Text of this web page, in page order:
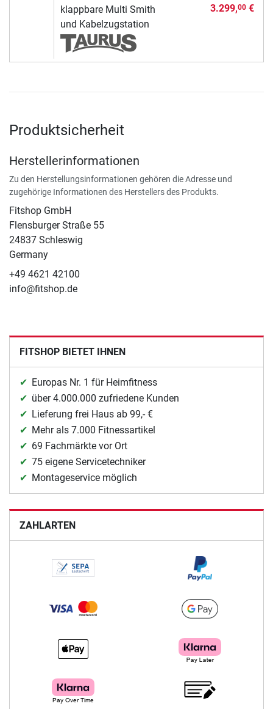
klappbare Multi Smith
und Kabelzugstation
3.299,00€
Produktsicherheit
Herstellerinformationen
Zu den Herstellungsinformationen gehören die Adresse und
zugehörige Informationen des Herstellers des Produkts.
Fitshop GmbH
Flensburger Straße 55
24837 Schleswig
Germany
+49 4621 42100
info@fitshop.de
FITSHOP BIETET IHNEN
Europas Nr. 1 für Heimfitness
über 4.000.000 zufriedene Kunden
Lieferung frei Haus ab 99,- €
Mehr als 7.000 Fitnessartikel
69 Fachmärkte vor Ort
75 eigene Servicetechniker
Montageservice möglich
ZAHLARTEN